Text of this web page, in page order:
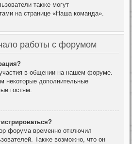
также могут
на странице «Наша команда».
работы с форумом
в общении на нашем форуме.
некоторые дополнительные
гостям.
форума временно отключил
Также возможно, что он